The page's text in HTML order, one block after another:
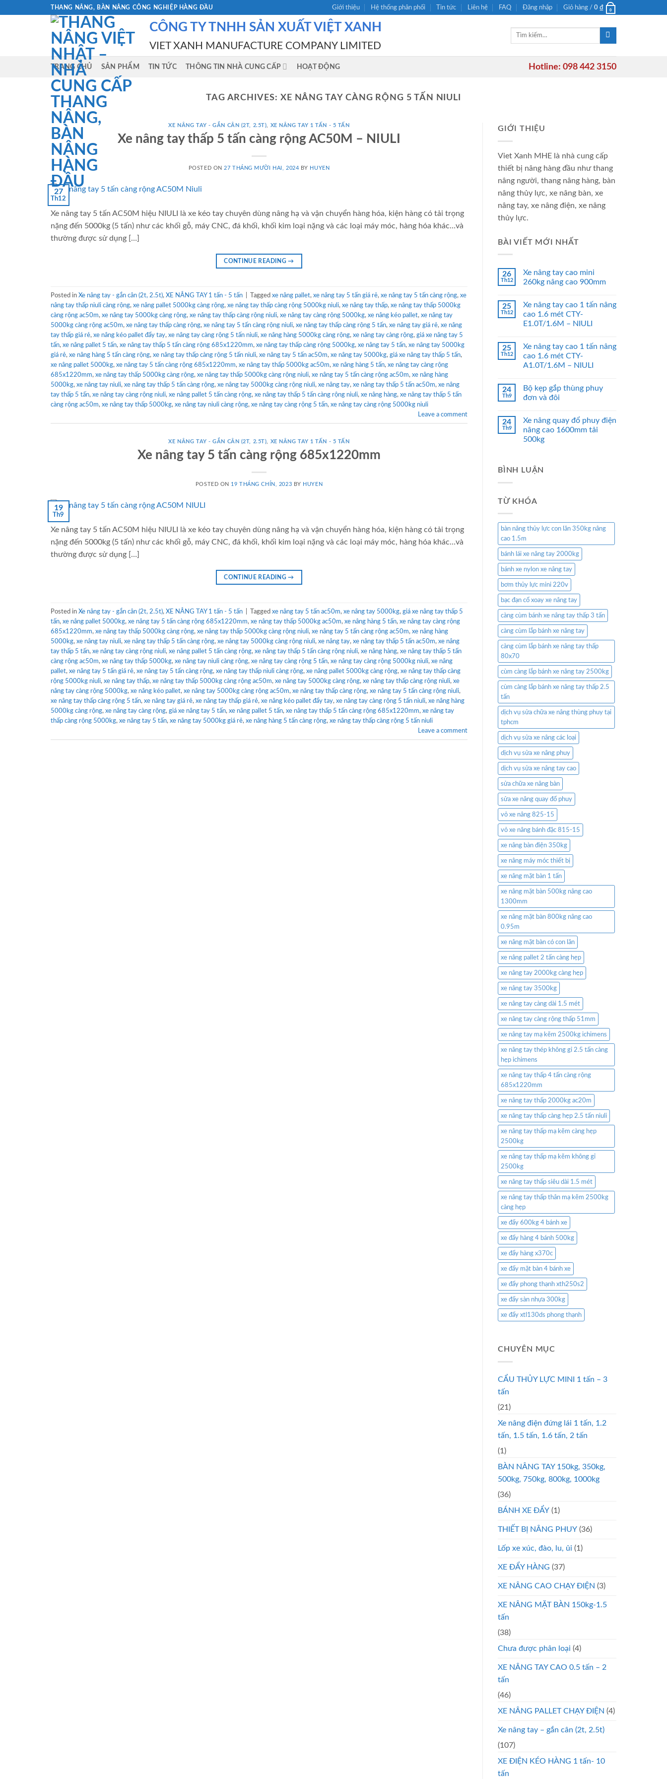
THANG NÂNG, BÀN NÂNG CÔNG NGHIỆP HÀNG ĐẦU Giới thiệu Hệ thống phân phối Tin tức Liên hệ FAQ Đăng nhập Giỏ hàng / 0 ₫ 0
CÔNG TY TNHH SẢN XUẤT VIỆT XANH
VIET XANH MANUFACTURE COMPANY LIMITED
Tìm
TRANG CHỦ SẢN PHẨM TIN TỨC THÔNG TIN NHÀ CUNG CẤP HOẠT ĐỘNG Hotline: 098 442 3150
TAG ARCHIVES: XE NÂNG TAY CÀNG RỘNG 5 TẤN NIULI
XE NÂNG TAY - GẮN CÂN (2T, 2.5T) XE NÂNG TAY 1 TẤN - 5 TẤN
Xe nâng tay thấp 5 tấn càng rộng AC50M – NIULI
POSTED ON 27 THÁNG MƯỜI HAI, 2024 BY HUYEN
27
Th12
Xe nâng tay 5 tấn AC50M hiệu NIULI là xe kéo tay chuyên dùng nâng hạ và vận chuyển hàng hóa, kiện hàng có tải trọng
nặng đến 5000kg (5 tấn) như các khối gỗ, máy CNC, đá khối, khối kim loại nặng và các loại máy móc, hàng hóa khác…và
thường được sử dụng […]
CONTINUE READING→
Posted in Xe nâng tay - gắn cân (2t, 2.5t), XE NÂNG TAY 1 tấn - 5 tấn Tagged xe nâng pallet, xe nâng tay 5 tấn giá rẻ, xe nâng tay 5 tấn càng rộng, xe
nâng tay thấp niuli càng rộng, xe nâng pallet 5000kg càng rộng, xe nâng tay thấp càng rộng 5000kg niuli, xe nâng tay thấp, xe nâng tay thấp 5000kg
càng rộng ac50m, xe nâng tay 5000kg càng rộng, xe nâng tay thấp càng rộng niuli, xe nâng tay càng rộng 5000kg, xe nâng kéo pallet, xe nâng tay
5000kg càng rộng ac50m, xe nâng tay thấp càng rộng, xe nâng tay 5 tấn càng rộng niuli, xe nâng tay thấp càng rộng 5 tấn, xe nâng tay giá rẻ, xe nâng
tay thấp giá rẻ, xe nâng kéo pallet đẩy tay, xe nâng tay càng rộng 5 tấn niuli, xe nâng hàng 5000kg càng rộng, xe nâng tay càng rộng, giá xe nâng tay 5
tấn, xe nâng pallet 5 tấn, xe nâng tay thấp 5 tấn càng rộng 685x1220mm, xe nâng tay thấp càng rộng 5000kg, xe nâng tay 5 tấn, xe nâng tay 5000kg
giá rẻ, xe nâng hàng 5 tấn càng rộng, xe nâng tay thấp càng rộng 5 tấn niuli, xe nâng tay 5 tấn ac50m, xe nâng tay 5000kg, giá xe nâng tay thấp 5 tấn,
xe nâng pallet 5000kg, xe nâng tay 5 tấn càng rộng 685x1220mm, xe nâng tay thấp 5000kg ac50m, xe nâng hàng 5 tấn, xe nâng tay càng rộng
685x1220mm, xe nâng tay thấp 5000kg càng rộng, xe nâng tay thấp 5000kg càng rộng niuli, xe nâng tay 5 tấn càng rộng ac50m, xe nâng hàng
5000kg, xe nâng tay niuli, xe nâng tay thấp 5 tấn càng rộng, xe nâng tay 5000kg càng rộng niuli, xe nâng tay, xe nâng tay thấp 5 tấn ac50m, xe nâng
tay thấp 5 tấn, xe nâng tay càng rộng niuli, xe nâng pallet 5 tấn càng rộng, xe nâng tay thấp 5 tấn càng rộng niuli, xe nâng hàng, xe nâng tay thấp 5 tấn
càng rộng ac50m, xe nâng tay thấp 5000kg, xe nâng tay niuli càng rộng, xe nâng tay càng rộng 5 tấn, xe nâng tay càng rộng 5000kg niuli
Leave a comment
XE NÂNG TAY - GẮN CÂN (2T, 2.5T), XE NÂNG TAY 1 TẤN - 5 TẤN
Xe nâng tay 5 tấn càng rộng 685x1220mm
POSTED ON 19 THÁNG CHÍN, 2023 BY HUYEN
19
Th9
Xe nâng tay 5 tấn AC50M hiệu NIULI là xe kéo tay chuyên dùng nâng hạ và vận chuyển hàng hóa, kiện hàng có tải trọng
nặng đến 5000kg (5 tấn) như các khối gỗ, máy CNC, đá khối, khối kim loại nặng và các loại máy móc, hàng hóa khác…và
thường được sử dụng […]
CONTINUE READING→
Posted in Xe nâng tay - gắn cân (2t, 2.5t), XE NÂNG TAY 1 tấn - 5 tấn Tagged xe nâng tay 5 tấn ac50m, xe nâng tay 5000kg, giá xe nâng tay thấp 5
tấn, xe nâng pallet 5000kg, xe nâng tay 5 tấn càng rộng 685x1220mm, xe nâng tay thấp 5000kg ac50m, xe nâng hàng 5 tấn, xe nâng tay càng rộng
685x1220mm, xe nâng tay thấp 5000kg càng rộng, xe nâng tay thấp 5000kg càng rộng niuli, xe nâng tay 5 tấn càng rộng ac50m, xe nâng hàng
5000kg, xe nâng tay niuli, xe nâng tay thấp 5 tấn càng rộng, xe nâng tay 5000kg càng rộng niuli, xe nâng tay, xe nâng tay thấp 5 tấn ac50m, xe nâng
tay thấp 5 tấn, xe nâng tay càng rộng niuli, xe nâng pallet 5 tấn càng rộng, xe nâng tay thấp 5 tấn càng rộng niuli, xe nâng hàng, xe nâng tay thấp 5 tấn
càng rộng ac50m, xe nâng tay thấp 5000kg, xe nâng tay niuli càng rộng, xe nâng tay càng rộng 5 tấn, xe nâng tay càng rộng 5000kg niuli, xe nâng
pallet, xe nâng tay 5 tấn giá rẻ, xe nâng tay 5 tấn càng rộng, xe nâng tay thấp niuli càng rộng, xe nâng pallet 5000kg càng rộng, xe nâng tay thấp càng
rộng 5000kg niuli, xe nâng tay thấp, xe nâng tay thấp 5000kg càng rộng ac50m, xe nâng tay 5000kg càng rộng, xe nâng tay thấp càng rộng niuli, xe
nâng tay càng rộng 5000kg, xe nâng kéo pallet, xe nâng tay 5000kg càng rộng ac50m, xe nâng tay thấp càng rộng, xe nâng tay 5 tấn càng rộng niuli,
xe nâng tay thấp càng rộng 5 tấn, xe nâng tay giá rẻ, xe nâng tay thấp giá rẻ, xe nâng kéo pallet đẩy tay, xe nâng tay càng rộng 5 tấn niuli, xe nâng hàng
5000kg càng rộng, xe nâng tay càng rộng, giá xe nâng tay 5 tấn, xe nâng pallet 5 tấn, xe nâng tay thấp 5 tấn càng rộng 685x1220mm, xe nâng tay
thấp càng rộng 5000kg, xe nâng tay 5 tấn, xe nâng tay 5000kg giá rẻ, xe nâng hàng 5 tấn càng rộng, xe nâng tay thấp càng rộng 5 tấn niuli
Leave a comment
GIỚI THIỆU
Viet Xanh MHE là nhà cung cấp
thiết bị nâng hàng đầu như thang
nâng người, thang nâng hàng, bàn
nâng thủy lực, xe nâng bàn, xe
nâng tay, xe nâng điện, xe nâng
thủy lực.
BÀI VIẾT MỚI NHẤT
26
Th12
Xe nâng tay cao mini
260kg nâng cao 900mm
25
Th12
Xe nâng tay cao 1 tấn nâng
cao 1.6 mét CTY-
E1.0T/1.6M – NIULI
25
Th12
Xe nâng tay cao 1 tấn nâng
cao 1.6 mét CTY-
A1.0T/1.6M – NIULI
24
Th9
Bộ kẹp gắp thùng phuy
đơn và đôi
24
Th9
Xe nâng quay đổ phuy điện
nâng cao 1600mm tải
500kg
BÌNH LUẬN
TỪ KHÓA
bàn nâng thủy lực con lăn 350kg nâng
cao 1.5m
bánh lái xe nâng tay 2000kg
bánh xe nylon xe nâng tay
bơm thủy lực mini 220v
bạc đạn cổ xoay xe nâng tay
càng cùm bánh xe nâng tay thấp 3 tấn
càng cùm lắp bánh xe nâng tay
càng cùm lắp bánh xe nâng tay thấp
80x70
cùm càng lắp bánh xe nâng tay 2500kg
cùm càng lắp bánh xe nâng tay thấp 2.5
tấn
dịch vụ sửa chữa xe nâng thùng phuy tại
tphcm
dịch vụ sửa xe nâng các loại
dịch vụ sửa xe nâng phuy
dịch vụ sửa xe nâng tay cao
sửa chữa xe nâng bàn
sửa xe nâng quay đổ phuy
vỏ xe nâng 825-15
vỏ xe nâng bánh đặc 815-15
xe nâng bàn điện 350kg
xe nâng máy móc thiết bị
xe nâng mặt bàn 1 tấn
xe nâng mặt bàn 500kg nâng cao
1300mm
xe nâng mặt bàn 800kg nâng cao
0.95m
xe nâng mặt bàn có con lăn
xe nâng pallet 2 tấn càng hẹp
xe nâng tay 2000kg càng hẹp
xe nâng tay 3500kg
xe nâng tay càng dài 1.5 mét
xe nâng tay càng rộng thấp 51mm
xe nâng tay mạ kẽm 2500kg ichimens
xe nâng tay thép không gỉ 2.5 tấn càng
hẹp ichimens
xe nâng tay thấp 4 tấn càng rộng
685x1220mm
xe nâng tay thấp 2000kg ac20m
xe nâng tay thấp càng hẹp 2.5 tấn niuli
xe nâng tay thấp mạ kẽm càng hẹp
2500kg
xe nâng tay thấp mạ kẽm không gỉ
2500kg
xe nâng tay thấp siêu dài 1.5 mét
xe nâng tay thấp thân mạ kẽm 2500kg
càng hẹp
xe đẩy 600kg 4 bánh xe
xe đẩy hàng 4 bánh 500kg
xe đẩy hàng x370c
xe đẩy mặt bàn 4 bánh xe
xe đẩy phong thạnh xth250s2
xe đẩy sàn nhựa 300kg
xe đẩy xtl130ds phong thạnh
CHUYÊN MỤC
CẨU THỦY LỰC MINI 1 tấn – 3
tấn
(21)
Xe nâng điện đứng lái 1 tấn, 1.2
tấn, 1.5 tấn, 1.6 tấn, 2 tấn
(1)
BÀN NÂNG TAY 150kg, 350kg,
500kg, 750kg, 800kg, 1000kg
(36)
BÁNH XE ĐẨY (1)
THIẾT BỊ NÂNG PHUY (36)
Lốp xe xúc, đào, lu, ủi (1)
XE ĐẨY HÀNG (37)
XE NÂNG CAO CHẠY ĐIỆN (3)
XE NÂNG MẶT BÀN 150kg-1.5
tấn
(38)
Chưa được phân loại (4)
XE NÂNG TAY CAO 0.5 tấn – 2
tấn
(46)
XE NÂNG PALLET CHẠY ĐIỆN (4)
Xe nâng tay – gắn cân (2t, 2.5t)
(107)
XE ĐIỆN KÉO HÀNG 1 tấn- 10
tấn